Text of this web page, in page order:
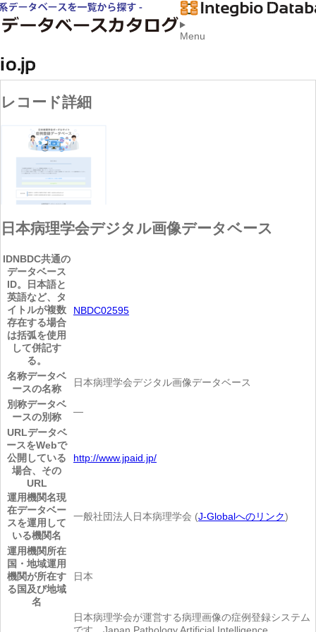
Menu
レコード詳細
日本病理学会デジタル画像データベース
IDNBDC共通の
データベース
ID。日本語と
英語など、タ
イトルが複数
存在する場合
は括弧を使用
して併記す
る。
NBDC02595
名称データベ
ースの名称
日本病理学会デジタル画像データベース
別称データベ
ースの別称
―
URLデータベ
ースをWebで
公開している
場合、その
URL
http://www.jpaid.jp/
運用機関名現
在データベー
スを運用して
いる機関名
一般社団法人日本病理学会 (J-Globalへのリンク)
運用機関所在
国・地域運用
機関が所在す
る国及び地域
名
日本
日本病理学会が運営する病理画像の症例登録システム
です。Japan Pathology Artificial Intelligence